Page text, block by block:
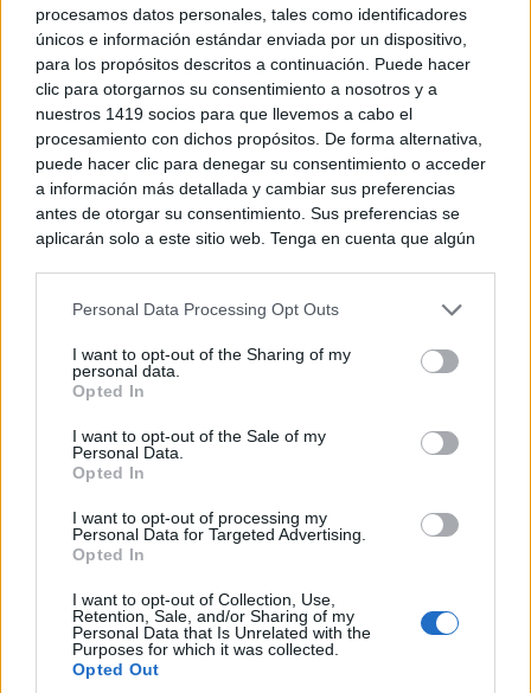
procesamos datos personales, tales como identificadores
únicos e información estándar enviada por un dispositivo,
para los propósitos descritos a continuación. Puede hacer
clic para otorgarnos su consentimiento a nosotros y a
nuestros 1419 socios para que llevemos a cabo el
procesamiento con dichos propósitos. De forma alternativa,
puede hacer clic para denegar su consentimiento o acceder
a información más detallada y cambiar sus preferencias
antes de otorgar su consentimiento. Sus preferencias se
aplicarán solo a este sitio web. Tenga en cuenta que algún
rechazar tal procesamiento. Puede cambiar sus preferencias
a este sitio y haciendo clic en el botón "Privacidad" en la
parte inferior de la página web.
Please note that this website/app uses one or more Google
services and may gather and store information including but
not limited to your visit or usage behaviour. You may click to
use your data for below specified purposes in below Google
consent section.
Personal Data Processing Opt Outs
I want to opt-out of the Sharing of my
personal data.
Opted In
I want to opt-out of the Sale of my
Personal Data.
Opted In
I want to opt-out of processing my
Personal Data for Targeted Advertising.
Opted In
I want to opt-out of Collection, Use,
Retention, Sale, and/or Sharing of my
Personal Data that Is Unrelated with the
Purposes for which it was collected.
Opted Out
¿Sabes qué baja tu ánimo?
Lo haces todos los días y afecta cómo te sientes
Costumbres que no creerás